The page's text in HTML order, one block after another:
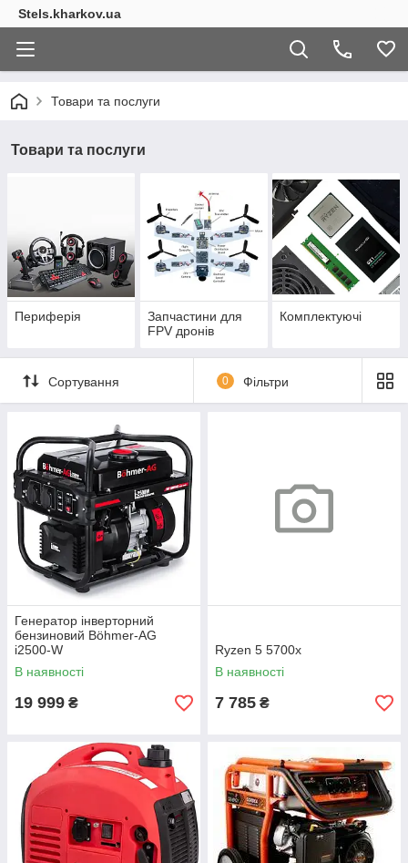
Stels.kharkov.ua
Товари та послуги
Товари та послуги
Периферія
Запчастини для
FPV дронів
Комплектуючі
Сортування 0 Фільтри
Генератор інверторний
бензиновий Böhmer-AG
i2500-W
В наявності
19 999 ₴
Ryzen 5 5700x
В наявності
7 785 ₴